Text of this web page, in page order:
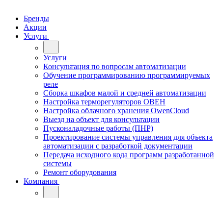
Бренды
Акции
Услуги
Услуги
Консультация по вопросам автоматизации
Обучение программированию программируемых
реле
Сборка шкафов малой и средней автоматизации
Настройка терморегуляторов ОВЕН
Настройка облачного хранения OwenCloud
Выезд на объект для консультации
Пусконаладочные работы (ПНР)
Проектирование системы управления для объекта
автоматизации с разработкой документации
Передача исходного кода программ разработанной
системы
Ремонт оборудования
Компания